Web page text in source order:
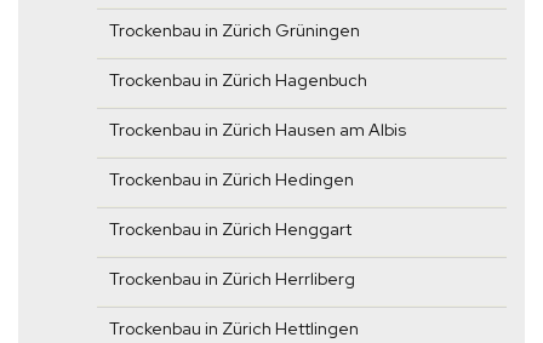
Trockenbau in Zürich Grüningen
Trockenbau in Zürich Hagenbuch
Trockenbau in Zürich Hausen am Albis
Trockenbau in Zürich Hedingen
Trockenbau in Zürich Henggart
Trockenbau in Zürich Herrliberg
Trockenbau in Zürich Hettlingen